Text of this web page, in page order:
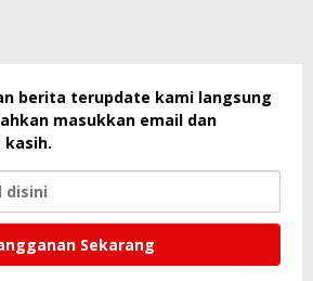
berita terupdate kami langsung
masukkan email dan
kasih.